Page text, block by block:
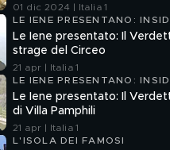
01 dic 2024 | Italia 1
LE IENE PRESENTANO:
Le Iene presentato: Il
strage del Circeo
21 apr | Italia 1
LE IENE PRESENTANO:
Le Iene presentato: Il
di Villa Pamphili
21 apr | Italia 1
L'ISOLA DEI FAMOSI